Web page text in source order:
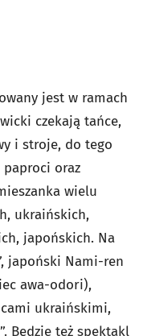
jest w ramach
czekają tańce,
i stroje, do tego
oraz
wielu
ukraińskich,
japońskich. Na
japoński Nami-ren
awa-odori),
ukraińskimi,
Będzie też spektakl